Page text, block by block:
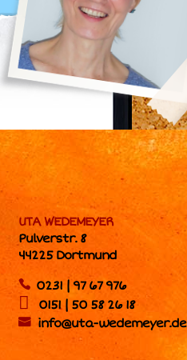
UTA WEDEMEYER
Pulverstr. 8
44225 Dortmund
0231 | 97 67 976
0151 | 50 58 26 18
info@uta-wedemeyer.de